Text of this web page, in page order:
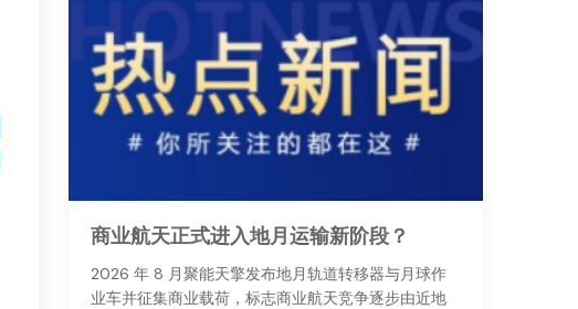
商业航天正式进入地月运输新阶段？
2026 年 8 月聚能天擎发布地月轨道转移器与月球作
业车并征集商业载荷，标志商业航天竞争逐步由近地